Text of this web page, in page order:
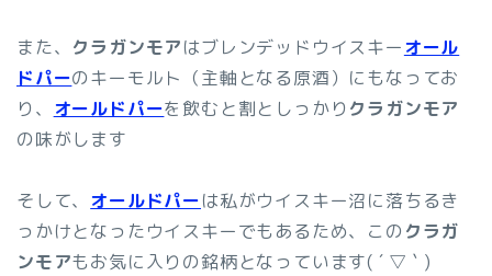
また、 クラガンモアはブレンデッドウイスキーオール
ドパーのキーモルト（主軸となる原酒）にもなってお
り、 オールドパーを飲むと割としっかり クラガンモア
の味がします
そして、 オールドパーは私がウイスキー沼に落ちるき
っかけとなったウイスキーでもあるため、この クラガ
ンモアもお気に入りの銘柄となっています( ´ ▽ ` )